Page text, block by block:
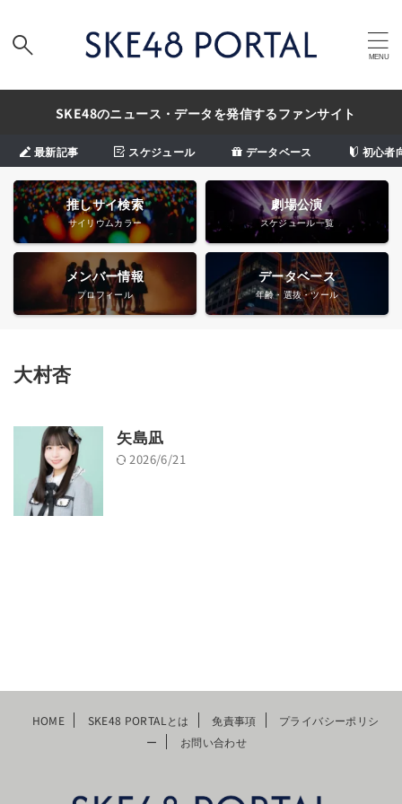
SKE48のニュース・データを発信するファンサイト
最新記事 スケジュール データベース 初心者
推しサイ検索
サイリウムカラー
劇場公演
スケジュール一覧
メンバー情報
プロフィール
データベース
年齢・選抜・ツール
大村杏
矢島凪
2026/6/21
HOME SKE48 PORTALとは 免責事項
プライバシーポリシ
ー
お問い合わせ